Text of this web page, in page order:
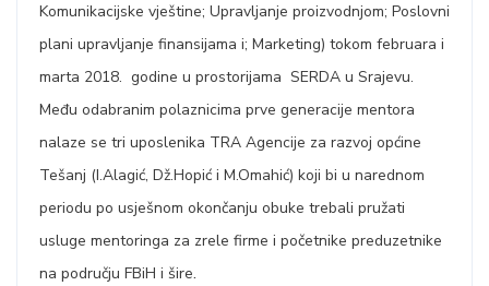
Komunikacijske vještine; Upravljanje proizvodnjom; Poslovni
plani upravljanje finansijama i; Marketing) tokom februara i
marta 2018. godine u prostorijama SERDA u Srajevu.
Među odabranim polaznicima prve generacije mentora
nalaze se tri uposlenika TRA Agencije za razvoj općine
Tešanj (I.Alagić, Dž.Hopić i M.Omahić) koji bi u narednom
periodu po usješnom okončanju obuke trebali pružati
usluge mentoringa za zrele firme i početnike preduzetnike
na području FBiH i šire.